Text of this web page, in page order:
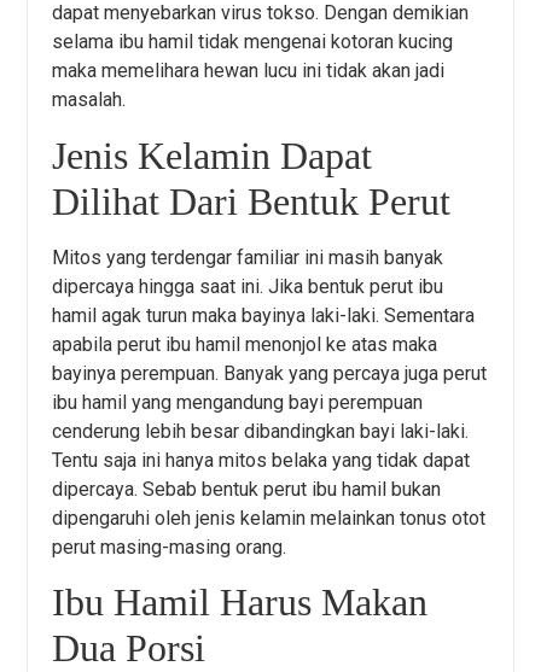
dapat menyebarkan virus tokso. Dengan demikian
selama ibu hamil tidak mengenai kotoran kucing
maka memelihara hewan lucu ini tidak akan jadi
masalah.
Jenis Kelamin Dapat
Dilihat Dari Bentuk Perut
Mitos yang terdengar familiar ini masih banyak
dipercaya hingga saat ini. Jika bentuk perut ibu
hamil agak turun maka bayinya laki-laki. Sementara
apabila perut ibu hamil menonjol ke atas maka
bayinya perempuan. Banyak yang percaya juga perut
ibu hamil yang mengandung bayi perempuan
cenderung lebih besar dibandingkan bayi laki-laki.
Tentu saja ini hanya mitos belaka yang tidak dapat
dipercaya. Sebab bentuk perut ibu hamil bukan
dipengaruhi oleh jenis kelamin melainkan tonus otot
perut masing-masing orang.
Ibu Hamil Harus Makan
Dua Porsi